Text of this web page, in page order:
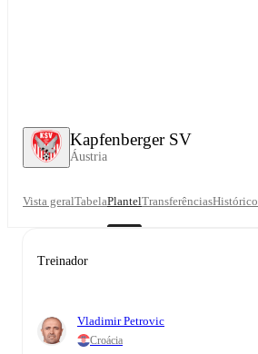
Kapfenberger SV
Áustria
Vista geralTabelaPlantelTransferênciasHistórico
Treinador
Vladimir Petrovic
Croácia